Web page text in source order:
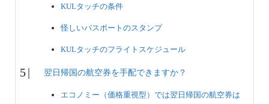
KULタッチの条件
怪しいパスポートのスタンプ
KULタッチのフライトスケジュール
翌日帰国の航空券を手配できますか？
エコノミー（価格重視型）では翌日帰国の航空券は